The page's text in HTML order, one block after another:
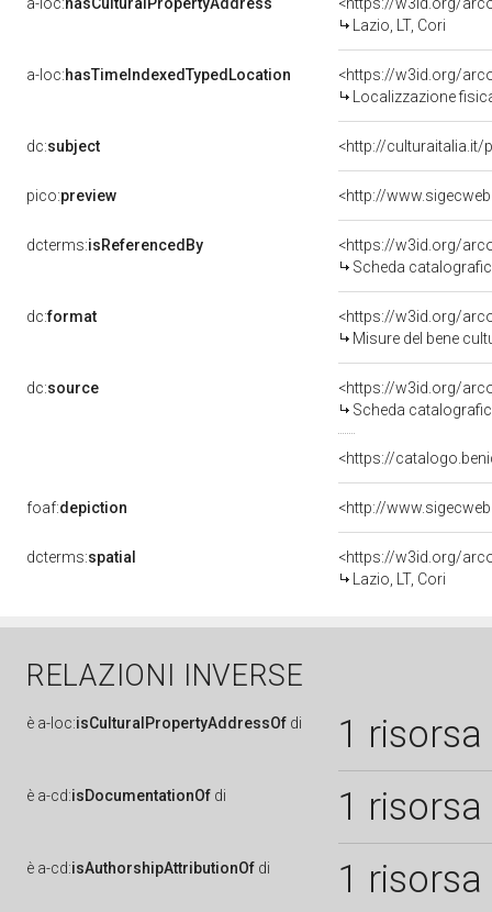
Lazio, LT, Cori
a-loc:hasTimeIndexedTypedLocation
<https://w3id.org/
Localizzazione
dc:subject <http://culturaitalia.it/
pico:preview
dcterms:isReferencedBy
<https://w3id.org/
Scheda
dc:format
<https://w3id.org/
Misure del bene
dc:source
<https://w3id.org/
Scheda
<https://
foaf:depiction
dcterms:spatial
<https://w3id.org/
Lazio, LT, Cori
RELAZIONI INVERSE
è a-loc:isCulturalPropertyAddressOf di 1 risorsa
è a-cd:isDocumentationOf di 1 risorsa
è a-cd:isAuthorshipAttributionOf di 1 risorsa